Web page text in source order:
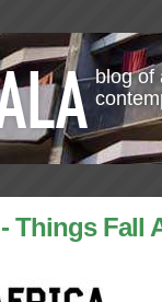
blog of
Things Fall